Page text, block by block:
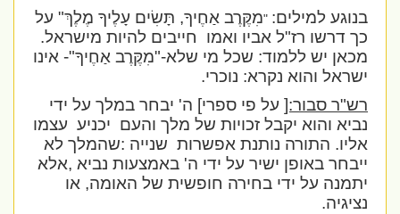
בנוגע למילים:" מִקֶּרֶב אַחֶיךָ, תָּשִׂים עָלֶיךָ מֶלֶךְ"על
כך דרשו רז"ל אביו ואמו חייבים להיות מישראל.
מכאן יש ללמוד: שכל מי שלא-"מִקֶּרֶב אַחֶיךָ"- אינו
ישראל והוא נקרא: נוכרי.
רש"ר סבור:[על פי ספרי] ה' יבחר במלך על ידי
נביא והוא יקבל זכויות של מלך והעם יכניע עצמו
אליו. התורה נותנת אפשרות שנייה :שהמלך לא
ייבחר באופן ישיר על ידי ה' באמצעות נביא ,אלא
יתמנה על ידי בחירה חופשית של האומה, או
נציגיה.